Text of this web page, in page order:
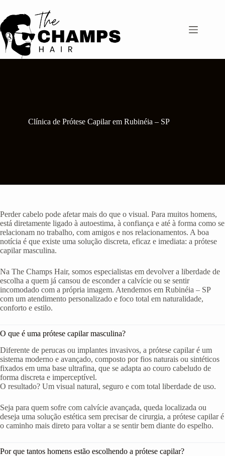
para
o
conteúdo
Clínica de Prótese Capilar em Rubinéia – SP
Perder cabelo pode afetar mais do que o visual. Para muitos homens,
está diretamente ligado à autoestima, à confiança e até à forma como se
relacionam no trabalho, com amigos e nos relacionamentos. A boa
notícia é que existe uma solução discreta, eficaz e imediata: a prótese
capilar masculina.
Na The Champs Hair, somos especialistas em devolver a liberdade de
escolha a quem já cansou de esconder a calvície ou se sentir
incomodado com a própria imagem. Atendemos em Rubinéia – SP
com um atendimento personalizado e foco total em naturalidade,
conforto e estilo.
O que é uma prótese capilar masculina?
Diferente de perucas ou implantes invasivos, a prótese capilar é um
sistema moderno e avançado, composto por fios naturais ou sintéticos
fixados em uma base ultrafina, que se adapta ao couro cabeludo de
forma discreta e imperceptível.
O resultado? Um visual natural, seguro e com total liberdade de uso.
Seja para quem sofre com calvície avançada, queda localizada ou
deseja uma solução estética sem precisar de cirurgia, a prótese capilar é
o caminho mais direto para voltar a se sentir bem diante do espelho.
Por que tantos homens estão escolhendo a prótese capilar?